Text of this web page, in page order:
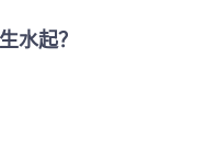
水起？